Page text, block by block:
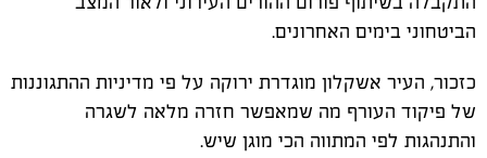
הביטחוני בימים האחרונים.
כזכור, העיר אשקלון מוגדרת ירוקה על פי מדיניות ההתגוננות
של פיקוד העורף מה שמאפשר חזרה מלאה לשגרה
והתנהגות לפי המתווה הכי מוגן שיש.